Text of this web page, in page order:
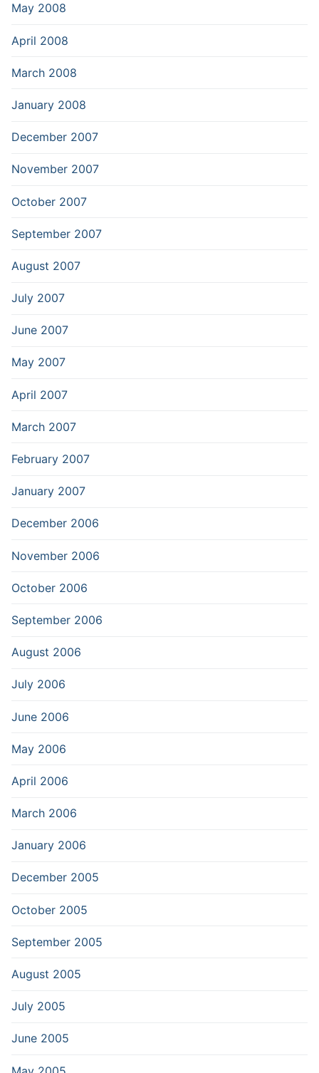
May 2008
April 2008
March 2008
January 2008
December 2007
November 2007
October 2007
September 2007
August 2007
July 2007
June 2007
May 2007
April 2007
March 2007
February 2007
January 2007
December 2006
November 2006
October 2006
September 2006
August 2006
July 2006
June 2006
May 2006
April 2006
March 2006
January 2006
December 2005
October 2005
September 2005
August 2005
July 2005
June 2005